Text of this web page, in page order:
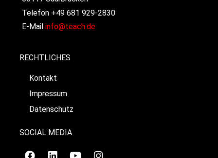
Telefon +49 681 929-2830
E-Mail info@teach.de
RECHTLICHES
Kontakt
Impressum
Datenschutz
SOCIAL MEDIA